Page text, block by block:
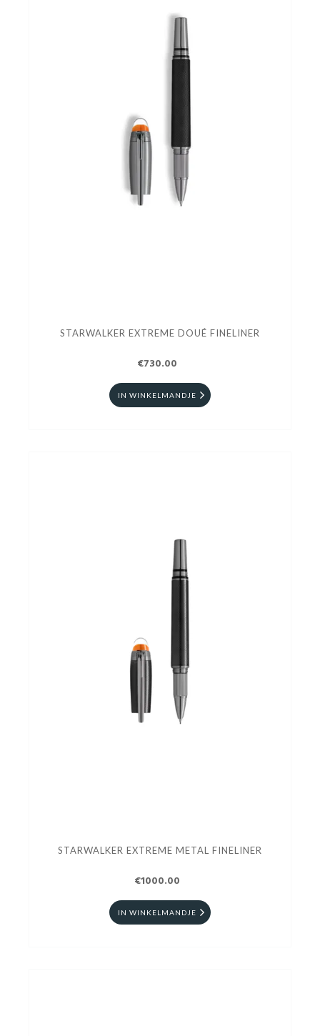
STARWALKER EXTREME DOUÉ FINELINER
€730.00
IN WINKELMANDJE
STARWALKER EXTREME METAL FINELINER
€1000.00
IN WINKELMANDJE